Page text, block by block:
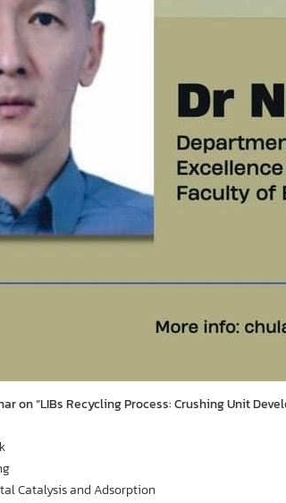
on “LIBs Recycling Process: Crushing Unit
Catalysis and Adsorption